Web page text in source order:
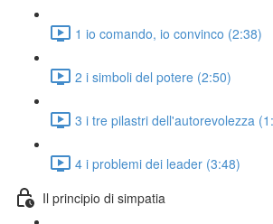
1 io comando, io convinco (2:38)
2 i simboli del potere (2:50)
3 i tre pilastri dell'autorevolezza
4 i problemi dei leader (3:48)
Il principio di simpatia